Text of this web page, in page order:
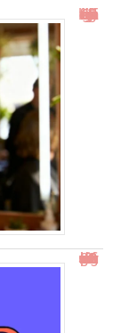
Idées de coupe cheveux mi long dégradé effilé avec frange à 60 ans
23h23 signification : découvrez son impact et ses messages